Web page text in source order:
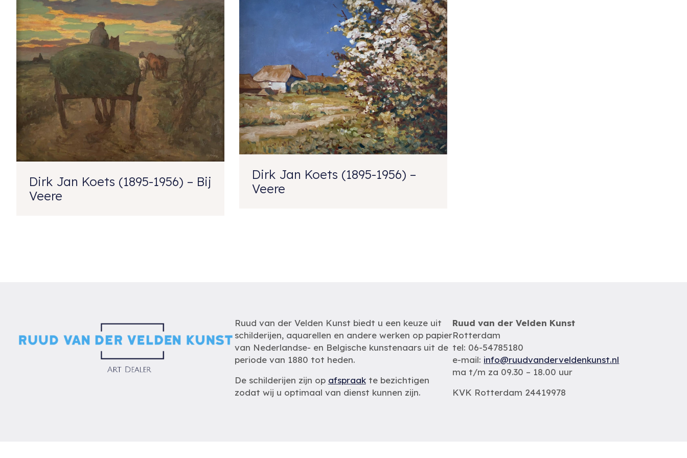
Dirk Jan Koets (1895-1956) – Bij
Veere
Dirk Jan Koets (1895-1956) –
Veere
Ruud van der Velden Kunst biedt u een keuze uit
schilderijen, aquarellen en andere werken op papier
van Nederlandse- en Belgische kunstenaars uit de
periode van 1880 tot heden.
De schilderijen zijn op afspraakte bezichtigen
zodat wij u optimaal van dienst kunnen zijn.
Ruud van der Velden Kunst
Rotterdam
tel: 06-54785180
e-mail: info@ruudvanderveldenkunst.nl
ma t/m za 09.30 – 18.00 uur
KVK Rotterdam 24419978